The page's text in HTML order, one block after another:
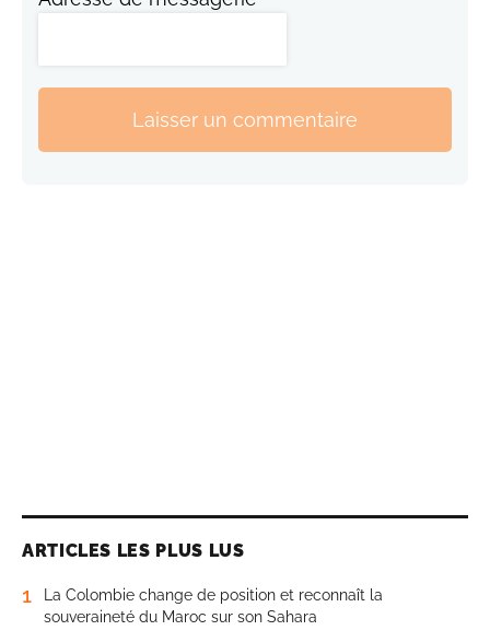
Laisser un commentaire
ARTICLES LES PLUS LUS
1
La Colombie change de position et reconnaît la
souveraineté du Maroc sur son Sahara